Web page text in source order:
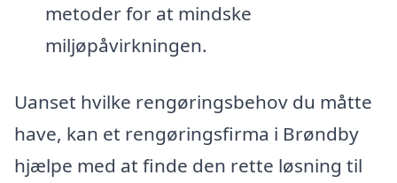
metoder for at mindske
miljøpåvirkningen.
Uanset hvilke rengøringsbehov du måtte
have, kan et rengøringsfirma i Brøndby
hjælpe med at finde den rette løsning til